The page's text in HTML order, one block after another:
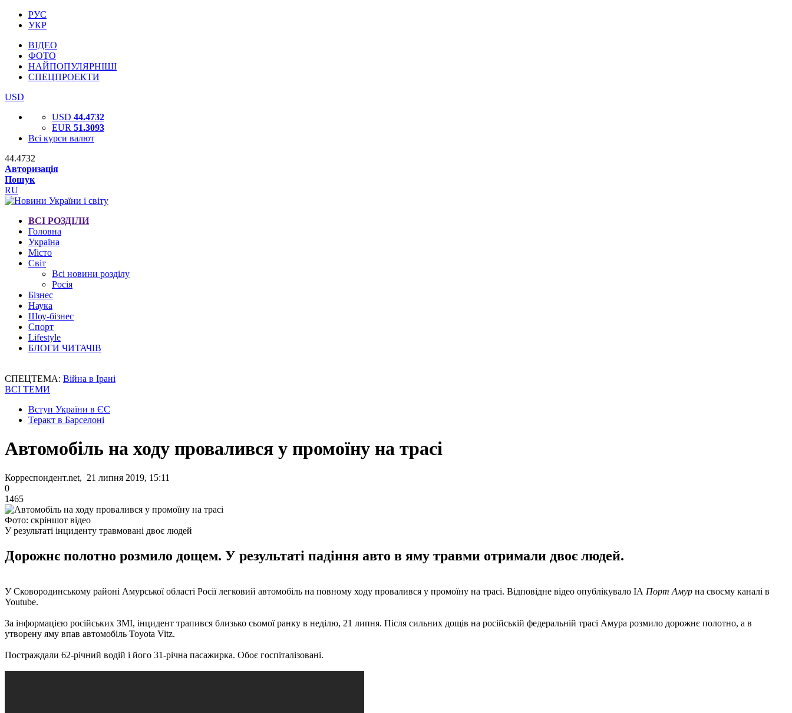
РУС
УКР
ВІДЕО
ФОТО
НАЙПОПУЛЯРНІШІ
СПЕЦПРОЕКТИ
USD
USD 44.4732
EUR 51.3093
Всі курси валют
44.4732
Авторизація
Пошук
RU
ВСІ РОЗДІЛИ
Головна
Україна
Місто
Світ
Всі новини розділу
Росія
Бізнес
Наука
Шоу-бізнес
Спорт
Lifestyle
БЛОГИ ЧИТАЧІВ
СПЕЦТЕМА: Війна в Ірані
ВСІ ТЕМИ
Вступ України в ЄС
Теракт в Барселоні
Автомобіль на ходу провалився у промоїну на трасі
Корреспондент.net, 21 липня 2019, 15:11
0
1465
Фото: скріншот відео
У результаті інциденту травмовані двоє людей
Дорожнє полотно розмило дощем. У результаті падіння авто в яму травми отримали двоє людей.
У Сковородинському районі Амурської області Росії легковий автомобіль на повному ходу провалився у промоїну на трасі. Відповідне відео опублікувало ІА Порт Амур на своєму каналі в
Youtube.
За інформацією російських ЗМІ, інцидент трапився близько сьомої ранку в неділю, 21 липня. Після сильних дощів на російській федеральній трасі Амура розмило дорожнє полотно, а в
утворену яму впав автомобіль Toyota Vitz.
Постраждали 62-річний водій і його 31-річна пасажирка. Обоє госпіталізовані.